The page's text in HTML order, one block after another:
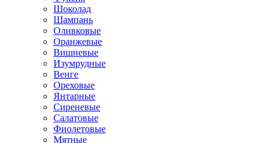
Шоколад
Шампань
Оливковые
Оранжевые
Вишневые
Изумрудные
Венге
Ореховые
Янтарные
Сиреневые
Салатовые
Фиолетовые
Мятные